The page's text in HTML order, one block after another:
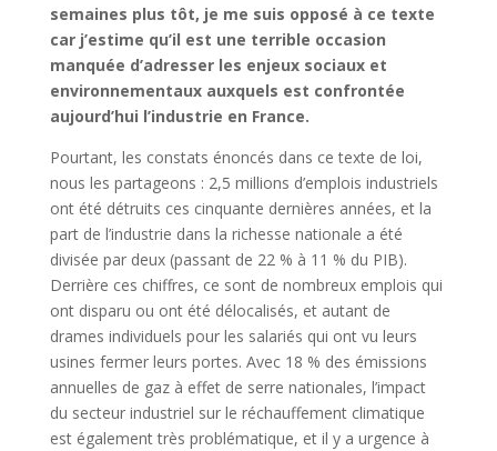
semaines plus tôt, je me suis opposé à ce texte
car j’estime qu’il est une terrible occasion
manquée d’adresser les enjeux sociaux et
environnementaux auxquels est confrontée
aujourd’hui l’industrie en France.
Pourtant, les constats énoncés dans ce texte de loi,
nous les partageons : 2,5 millions d’emplois industriels
ont été détruits ces cinquante dernières années, et la
part de l’industrie dans la richesse nationale a été
divisée par deux (passant de 22 % à 11 % du PIB).
Derrière ces chiffres, ce sont de nombreux emplois qui
ont disparu ou ont été délocalisés, et autant de
drames individuels pour les salariés qui ont vu leurs
usines fermer leurs portes. Avec 18 % des émissions
annuelles de gaz à effet de serre nationales, l’impact
du secteur industriel sur le réchauffement climatique
est également très problématique, et il y a urgence à